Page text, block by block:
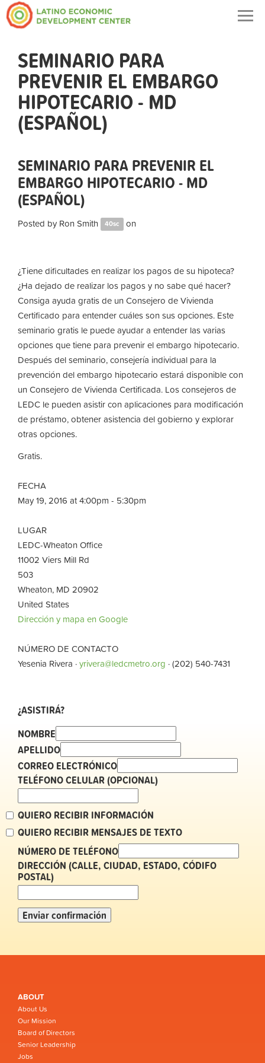
SEMINARIO PARA
PREVENIR EL EMBARGO
HIPOTECARIO - MD
(ESPAÑOL)
SEMINARIO PARA PREVENIR EL
EMBARGO HIPOTECARIO - MD
(ESPAÑOL)
Posted by Ron Smith 40sc on
¿Tiene dificultades en realizar los pagos de su hipoteca?
¿Ha dejado de realizar los pagos y no sabe qué hacer?
Consiga ayuda gratis de un Consejero de Vivienda
Certificado para entender cuáles son sus opciones. Este
seminario gratis le puede ayudar a entender las varias
opciones que tiene para prevenir el embargo hipotecario.
Después del seminario, consejería individual para la
prevención del embargo hipotecario estará disponible con
un Consejero de Vivienda Certificada. Los consejeros de
LEDC le pueden asistir con aplicaciones para modificación
de préstamo, obtener asistencia del gobierno y explorar
otras opciones.
Gratis.
FECHA
May 19, 2016 at 4:00pm - 5:30pm
LUGAR
LEDC-Wheaton Office
11002 Viers Mill Rd
503
Wheaton, MD 20902
United States
Dirección y mapa en Google
NÚMERO DE CONTACTO
Yesenia Rivera ·yrivera@ledcmetro.org · (202) 540-7431
¿ASISTIRÁ?
NOMBRE
APELLIDO
CORREO ELECTRÓNICO
TELÉFONO CELULAR (OPCIONAL)
QUIERO RECIBIR INFORMACIÓN
QUIERO RECIBIR MENSAJES DE TEXTO
NÚMERO DE TELÉFONO
DIRECCIÓN (CALLE, CIUDAD, ESTADO, CÓDIFO
POSTAL)
ABOUT
About Us
Our Mission
Board of Directors
Senior Leadership
Jobs